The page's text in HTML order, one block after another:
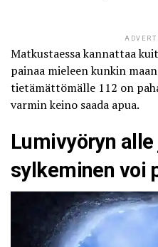
Matkustaessa kannattaa
painaa mieleen kunkin
tietämättömälle 112 on
varmin keino saada apua.
Lumivyöryn
sylkeminen voi